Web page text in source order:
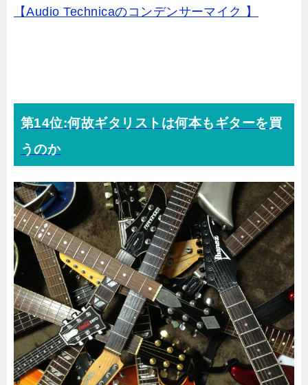
【Audio Technicaのコンデンサーマイク 】
第14位:何故ギタリストは何本もギターを買
うのか